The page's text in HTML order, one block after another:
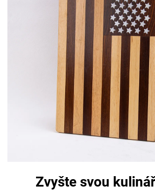
Zvyšte svou